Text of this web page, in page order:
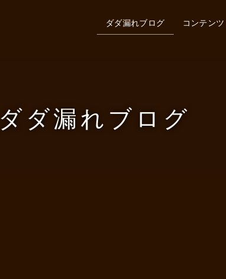
ダダ漏れブログ コンテンツ
ダダ漏れブログ